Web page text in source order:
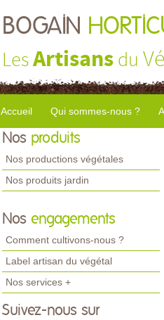
BOGAIN
LesArtisans du
Accueil Qui sommes-nous ?
Nos produits
Nos productions végétales
Nos produits jardin
Nos engagements
Comment cultivons-nous ?
Label artisan du végétal
Nos services +
Suivez-nous sur